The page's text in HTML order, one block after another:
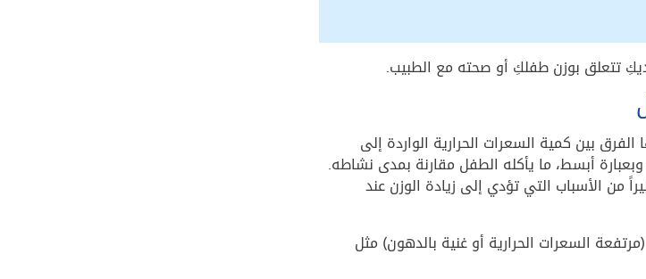
تتعلق بوزن طفلكِ أو صحته مع الطبيب.
بين كمية السعرات الحرارية الواردة إلى
أبسط، ما يأكله الطفل مقارنة بمدى نشاطه.
من الأسباب التي تؤدي إلى زيادة الوزن عند
السعرات الحرارية أو غنية بالدهون) مثل